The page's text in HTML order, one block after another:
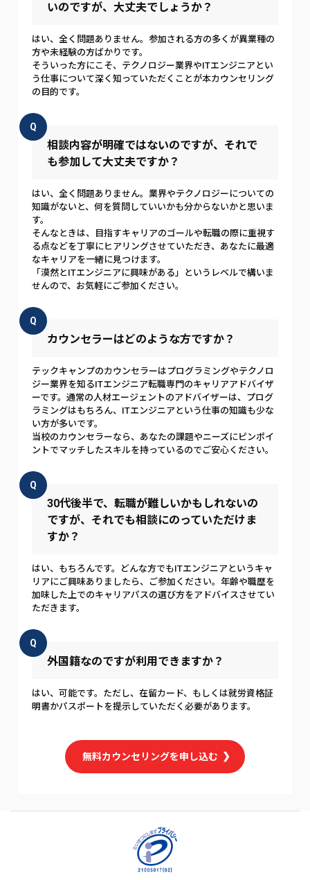
いのですが、大丈夫でしょうか？
はい、全く問題ありません。参加される方の多くが異業種の
方や未経験の方ばかりです。
そういった方にこそ、テクノロジー業界やITエンジニアとい
う仕事について深く知っていただくことが本カウンセリング
の目的です。
Q
相談内容が明確ではないのですが、それで
も参加して大丈夫ですか？
はい、全く問題ありません。業界やテクノロジーについての
知識がないと、何を質問していいかも分からないかと思いま
す。
そんなときは、目指すキャリアのゴールや転職の際に重視す
る点などを丁寧にヒアリングさせていただき、あなたに最適
なキャリアを一緒に見つけます。
「漠然とITエンジニアに興味がある」というレベルで構いま
せんので、お気軽にご参加ください。
Q
カウンセラーはどのような方ですか？
テックキャンプのカウンセラーはプログラミングやテクノロ
ジー業界を知るITエンジニア転職専門のキャリアアドバイザ
ーです。通常の人材エージェントのアドバイザーは、プログ
ラミングはもちろん、ITエンジニアという仕事の知識も少な
い方が多いです。
当校のカウンセラーなら、あなたの課題やニーズにピンポイ
ントでマッチしたスキルを持っているのでご安心ください。
Q
30代後半で、転職が難しいかもしれないの
ですが、それでも相談にのっていただけま
すか？
はい、もちろんです。どんな方でもITエンジニアというキャ
リアにご興味ありましたら、ご参加ください。年齢や職歴を
加味した上でのキャリアパスの選び方をアドバイスさせてい
ただきます。
Q
外国籍なのですが利用できますか？
はい、可能です。ただし、在留カード、もしくは就労資格証
明書かパスポートを提示していただく必要があります。
無料カウンセリングを申し込む